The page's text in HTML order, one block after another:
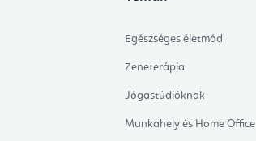
Egészséges életmód
Zeneterápia
Jógastúdióknak
Munkahely és Home Office